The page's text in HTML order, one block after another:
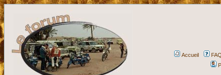
Accueil